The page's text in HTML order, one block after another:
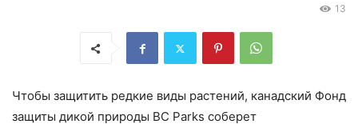
13
Чтобы защитить редкие виды растений, канадский Фонд
защиты дикой природы BC Parks соберет